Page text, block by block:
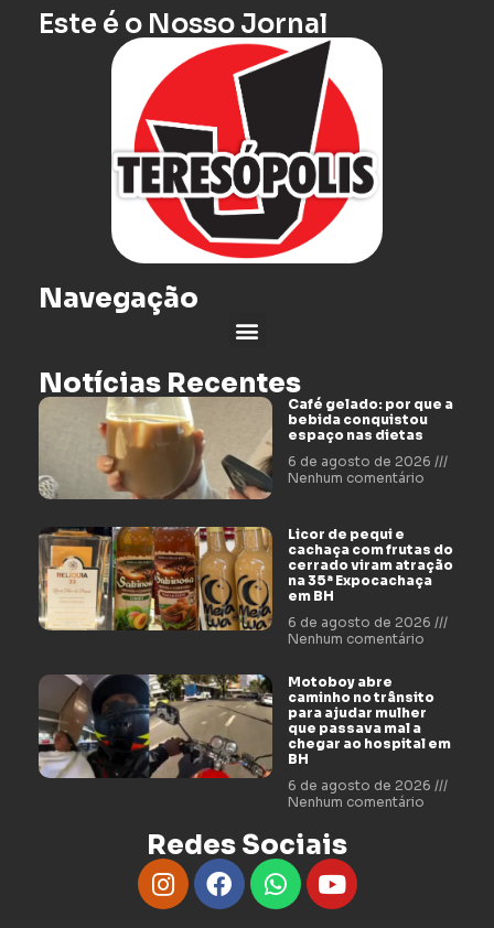
Este é o Nosso Jornal
Navegação
Notícias Recentes
Café gelado: por que a
bebida conquistou
espaço nas dietas
6 de agosto de 2026
Nenhum comentário
Licor de pequi e
cachaça com frutas do
cerrado viram atração
na 35ª Expocachaça
em BH
6 de agosto de 2026
Nenhum comentário
Motoboy abre
caminho no trânsito
para ajudar mulher
que passava mal a
chegar ao hospital em
BH
6 de agosto de 2026
Nenhum comentário
Redes Sociais